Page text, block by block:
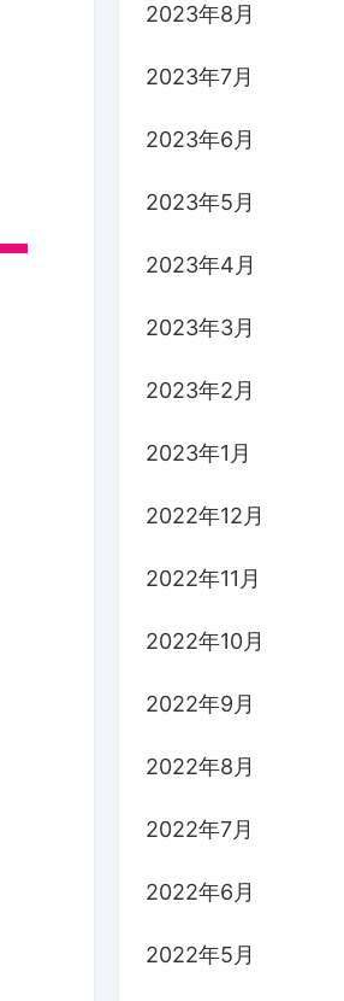
2023年8月
2023年7月
2023年6月
2023年5月
2023年4月
2023年3月
2023年2月
2023年1月
2022年12月
2022年11月
2022年10月
2022年9月
2022年8月
2022年7月
2022年6月
2022年5月